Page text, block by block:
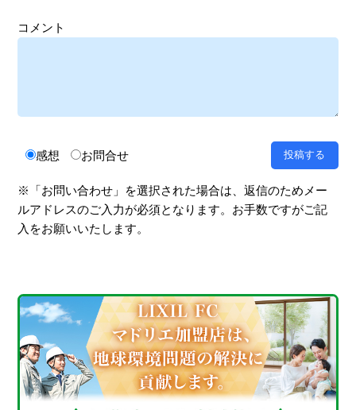
コメント
感想 お問合せ
※「お問い合わせ」を選択された場合は、返信のためメー
ルアドレスのご入力が必須となります。お手数ですがご記
入をお願いいたします。